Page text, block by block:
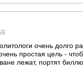
очень долго
простая цель -
лежат, портят